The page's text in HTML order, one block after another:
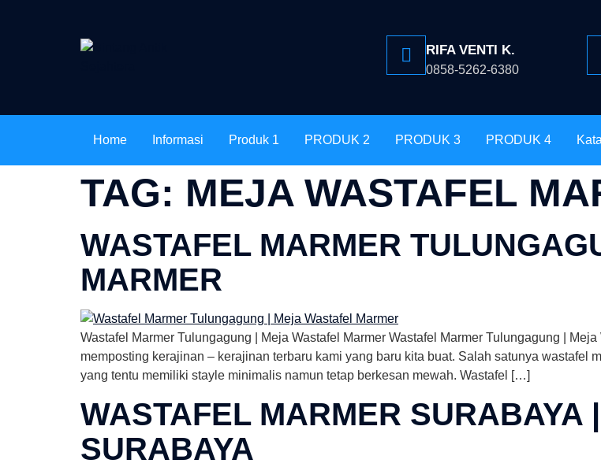
RIFA VENTI K.
0858-5262-6380
Home Informasi Produk 1 PRODUK 2 PRODUK 3 PRODUK 4
TAG: MEJA WASTAFEL
WASTAFEL MARMER
MARMER
Wastafel Marmer Tulungagung | Meja Wastafel Marmer Wastafel Marmer Tulungagung |
memposting kerajinan – kerajinan terbaru kami yang baru kita buat. Salah satunya wastafel
yang tentu memiliki stayle minimalis namun tetap berkesan mewah. Wastafel […]
WASTAFEL MARMER SURABAYA
SURABAYA